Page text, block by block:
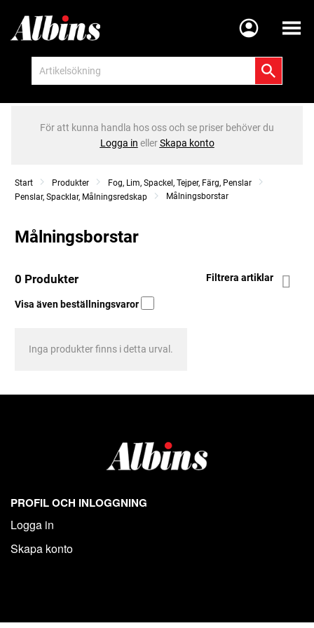
Meny
För att kunna handla hos oss och se priser behöver du
Logga in ellerSkapa konto
Start Produkter
Fog, Lim, Spackel, Tejper, Färg, Penslar
Penslar, Spacklar, Målningsredskap
Målningsborstar
Målningsborstar
0 Produkter Filtrera artiklar
Visa även beställningsvaror
Inga produkter finns i detta urval.
PROFIL OCH INLOGGNING
Logga in
Skapa konto